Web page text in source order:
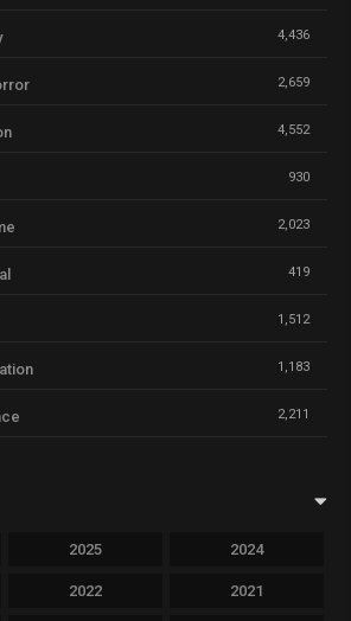
4,436
2,659
4,552
930
2,023
419
1,512
1,183
2,211
2025 2024
2022 2021